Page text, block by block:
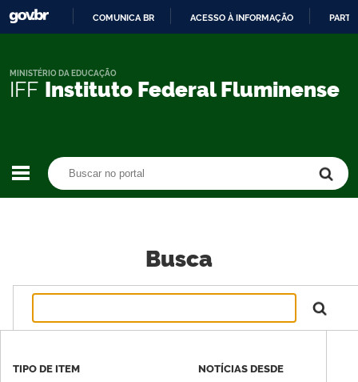
CONTEÚDO
COMUNICA BR ACESSO À INFORMAÇÃO
IFF Instituto Federal Fluminense
MINISTÉRIO DA EDUCAÇÃO
Busca
TIPO DE ITEM NOTÍCIAS DESDE